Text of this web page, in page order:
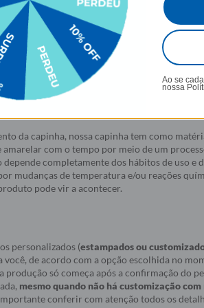
da Gocase deixam o seu smartphone a sua
com alta qualidade de impressão,
protegem o seu smartphone contra impactos,
da capinha, nossa capinha tem como
amarelar com o tempo por meio de um
completamente dos hábitos de uso e
mudanças de temperatura e/ou reações
pode vir a acontecer.
personalizados (estampados ou
você, de acordo com a opção escolhida no
produção só começa após a confirmação do
mesmo quando não há customização com
conferir com atenção todos os
Ao se
nossa